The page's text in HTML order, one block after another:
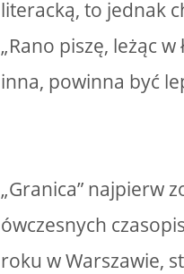
literacką, to jednak
„Rano piszę, leżąc
inna, powinna być
„Granica” najpierw
ówczesnych
roku w Warszawie,